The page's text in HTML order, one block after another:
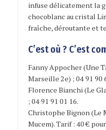
infuse délicatement la
chocoblanc au cristal
fraîche, déroutante et
C’est où ? C’est
Fanny Appocher (Une
Marseille 2e) ; 04 91 90
Florence Bianchi (Le
; 04 91 91 01 16.
Christophe Bignon (Le
Mucem). Tarif : 40 €